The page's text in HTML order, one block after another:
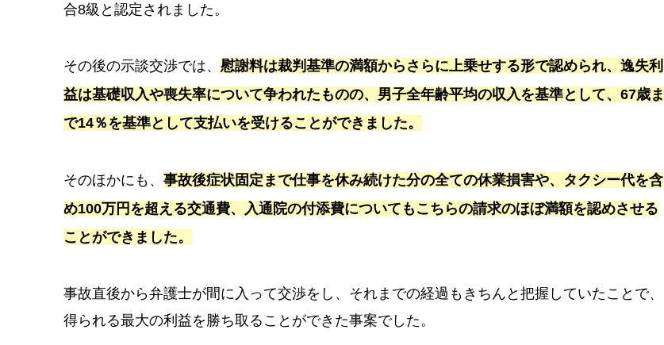
合8級と認定されました。
その後の示談交渉では、 慰謝料は裁判基準の満額からさらに上乗せする形で認められ、逸失利
益は基礎収入や喪失率について争われたものの、男子全年齢平均の収入を基準として、67歳ま
で14％を基準として支払いを受けることができました。
そのほかにも、 事故後症状固定まで仕事を休み続けた分の全ての休業損害や、タクシー代を含
め100万円を超える交通費、入通院の付添費についてもこちらの請求のほぼ満額を認めさせる
ことができました。
事故直後から弁護士が間に入って交渉をし、それまでの経過もきちんと把握していたことで、
得られる最大の利益を勝ち取ることができた事案でした。